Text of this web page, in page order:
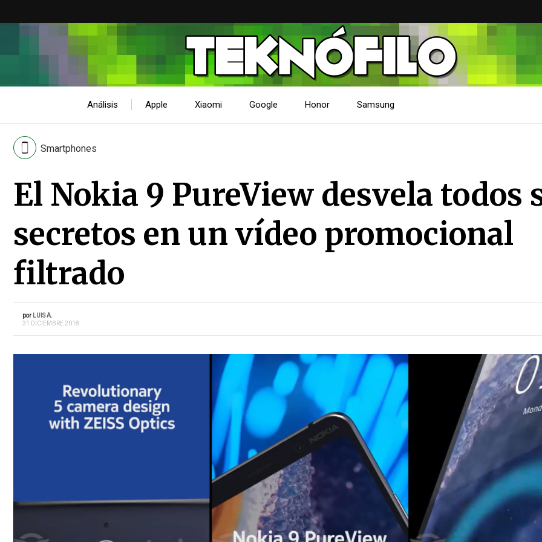
Análisis Apple Xiaomi Google Honor Samsung
Smartphones
El Nokia 9 PureView desvela todos
secretos en un vídeo promocional
filtrado
por LUIS A.
31 DICIEMBRE 2018